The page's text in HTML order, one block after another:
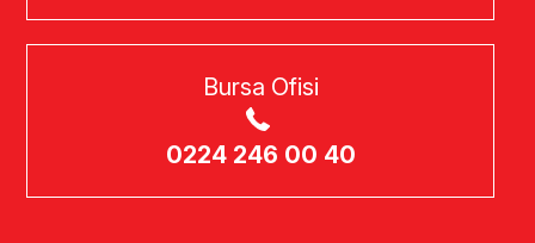
Bursa Ofisi
0224 246 00 40